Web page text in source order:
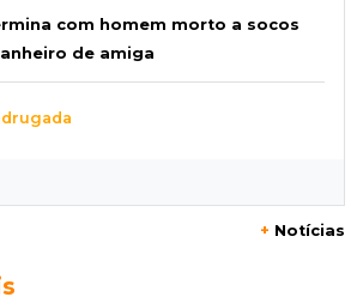
com homem morto a socos
de amiga
tem 6 jogos neste
+ Notícias